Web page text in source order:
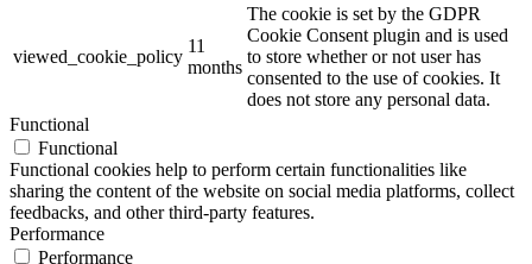
viewed_cookie_policy
11
months
The cookie is set by the GDPR
Cookie Consent plugin and is used
to store whether or not user has
consented to the use of cookies. It
does not store any personal data.
Functional
Functional
Functional cookies help to perform certain functionalities like
sharing the content of the website on social media platforms, collect
feedbacks, and other third-party features.
Performance
Performance